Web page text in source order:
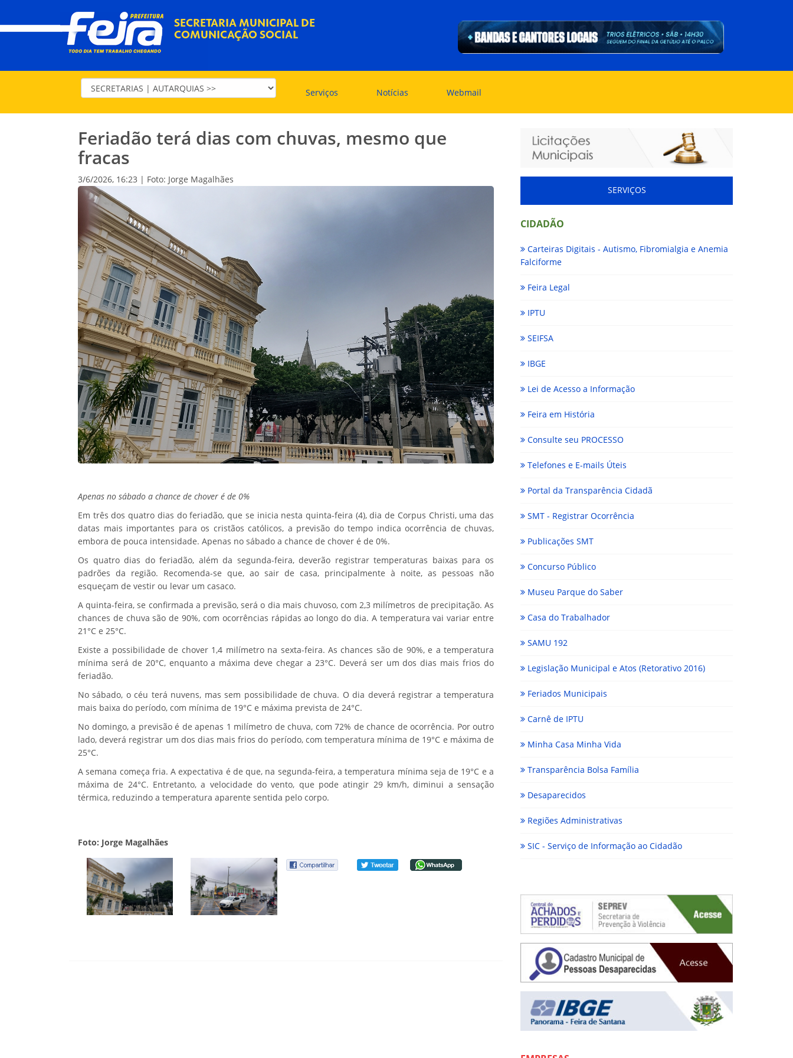
SECRETARIA MUNICIPAL DE
COMUNICAÇÃO SOCIAL
Serviços Notícias Webmail
Feriadão terá dias com chuvas, mesmo que
fracas
3/6/2026, 16:23 | Foto: Jorge Magalhães
Apenas no sábado a chance de chover é de 0%
Em três dos quatro dias do feriadão, que se inicia nesta quinta-feira (4), dia de Corpus Christi, uma das
datas mais importantes para os cristãos católicos, a previsão do tempo indica ocorrência de chuvas,
embora de pouca intensidade. Apenas no sábado a chance de chover é de 0%.
Os quatro dias do feriadão, além da segunda-feira, deverão registrar temperaturas baixas para os
padrões da região. Recomenda-se que, ao sair de casa, principalmente à noite, as pessoas não
esqueçam de vestir ou levar um casaco.
A quinta-feira, se confirmada a previsão, será o dia mais chuvoso, com 2,3 milímetros de precipitação. As
chances de chuva são de 90%, com ocorrências rápidas ao longo do dia. A temperatura vai variar entre
21°C e 25°C.
Existe a possibilidade de chover 1,4 milímetro na sexta-feira. As chances são de 90%, e a temperatura
mínima será de 20°C, enquanto a máxima deve chegar a 23°C. Deverá ser um dos dias mais frios do
feriadão.
No sábado, o céu terá nuvens, mas sem possibilidade de chuva. O dia deverá registrar a temperatura
mais baixa do período, com mínima de 19°C e máxima prevista de 24°C.
No domingo, a previsão é de apenas 1 milímetro de chuva, com 72% de chance de ocorrência. Por outro
lado, deverá registrar um dos dias mais frios do período, com temperatura mínima de 19°C e máxima de
25°C.
A semana começa fria. A expectativa é de que, na segunda-feira, a temperatura mínima seja de 19°C e a
máxima de 24°C. Entretanto, a velocidade do vento, que pode atingir 29 km/h, diminui a sensação
térmica, reduzindo a temperatura aparente sentida pelo corpo.
Foto: Jorge Magalhães
SERVIÇOS
CIDADÃO
Carteiras Digitais - Autismo, Fibromialgia e Anemia
Falciforme
Feira Legal
IPTU
SEIFSA
IBGE
Lei de Acesso a Informação
Feira em História
Consulte seu PROCESSO
Telefones e E-mails Úteis
Portal da Transparência Cidadã
SMT - Registrar Ocorrência
Publicações SMT
Concurso Público
Museu Parque do Saber
Casa do Trabalhador
SAMU 192
Legislação Municipal e Atos (Retorativo 2016)
Feriados Municipais
Carnê de IPTU
Minha Casa Minha Vida
Transparência Bolsa Família
Desaparecidos
Regiões Administrativas
SIC - Serviço de Informação ao Cidadão